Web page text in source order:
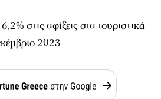
στις αφίξεις στα τουριστικά
2023